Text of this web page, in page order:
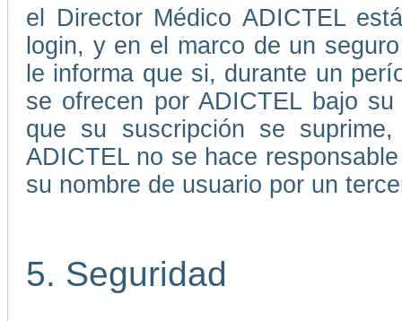
el Director Médico ADICTEL
login, y en el marco de un
le informa que si, durante un
se ofrecen por ADICTEL bajo
que su suscripción se
ADICTEL no se hace
su nombre de usuario por un
5. Seguridad